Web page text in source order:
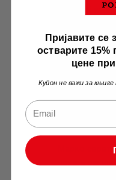
њиховој
Последњег
искасапила.
жену.
следећи
и окачио је
Марко
чокањ
Пријавите се
остварите 15%
цене
Купон не важи за књиге